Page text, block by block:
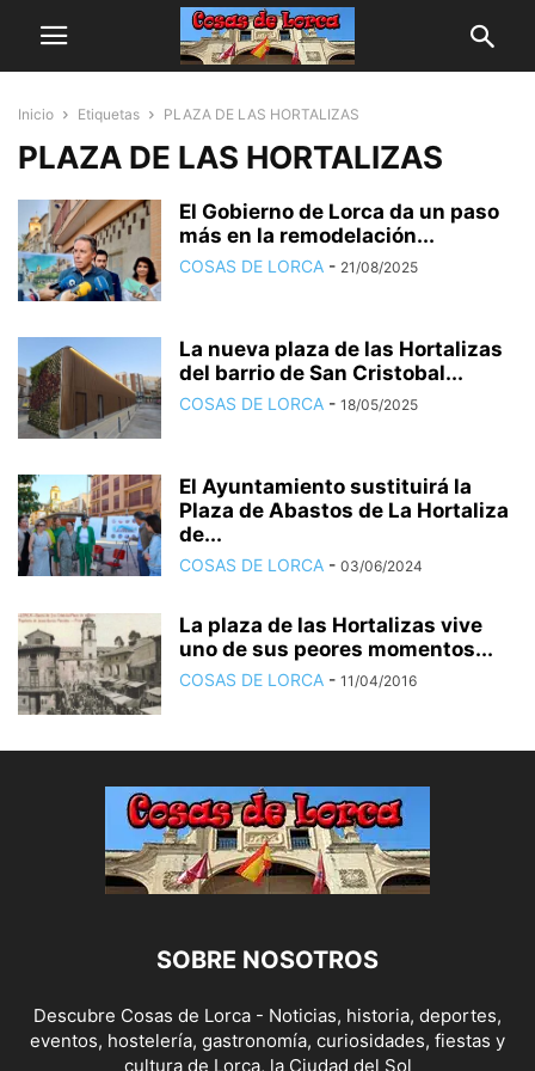
Inicio Etiquetas PLAZA DE LAS HORTALIZAS
PLAZA DE LAS HORTALIZAS
El Gobierno de Lorca da un paso
más en la remodelación...
COSAS DE LORCA - 21/08/2025
La nueva plaza de las Hortalizas
del barrio de San Cristobal...
COSAS DE LORCA - 18/05/2025
El Ayuntamiento sustituirá la
Plaza de Abastos de La Hortaliza
de...
COSAS DE LORCA - 03/06/2024
La plaza de las Hortalizas vive
uno de sus peores momentos...
COSAS DE LORCA - 11/04/2016
SOBRE NOSOTROS
Descubre Cosas de Lorca - Noticias, historia, deportes,
eventos, hostelería, gastronomía, curiosidades, fiestas y
cultura de Lorca, la Ciudad del Sol